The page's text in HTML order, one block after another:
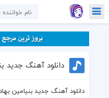
دانلود آهنگ جدید بنیامین